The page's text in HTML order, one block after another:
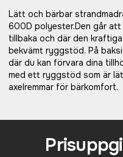
Lätt och bärbar
600D polyester.Den går
tillbaka och där den
bekvämt ryggstöd. På
där du kan förvara dina
med ett ryggstöd som är
axelremmar för bärkomfort.